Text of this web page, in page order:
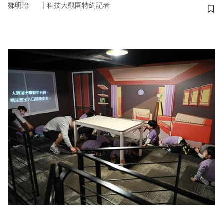
鄒明珆 ｜ 科技大觀園特約記者
儲